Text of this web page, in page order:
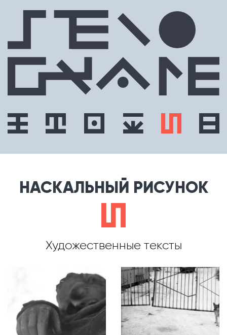
НАСКАЛЬНЫЙ РИСУНОК
e
Художественные тексты